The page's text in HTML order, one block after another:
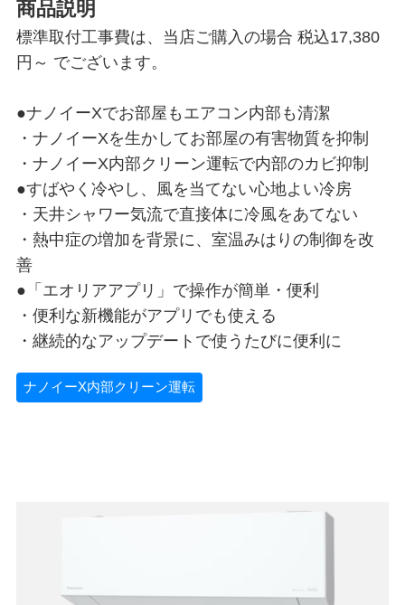
商品説明
標準取付工事費は、当店ご購入の場合 税込17,380
円～ でございます。
●ナノイーXでお部屋もエアコン内部も清潔
・ナノイーXを生かしてお部屋の有害物質を抑制
・ナノイーX内部クリーン運転で内部のカビ抑制
●すばやく冷やし、風を当てない心地よい冷房
・天井シャワー気流で直接体に冷風をあてない
・熱中症の増加を背景に、室温みはりの制御を改
善
●「エオリアアプリ」で操作が簡単・便利
・便利な新機能がアプリでも使える
・継続的なアップデートで使うたびに便利に
ナノイーX内部クリーン運転